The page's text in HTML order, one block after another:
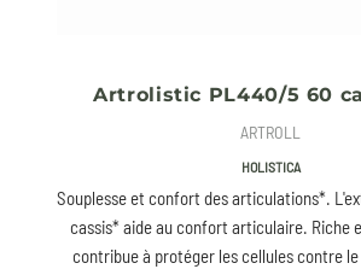
Artrolistic PL440/5 60
ARTROLL
HOLISTICA
Souplesse et confort des articulations*.
cassis* aide au confort articulaire. Riche
contribue à protéger les cellules contre